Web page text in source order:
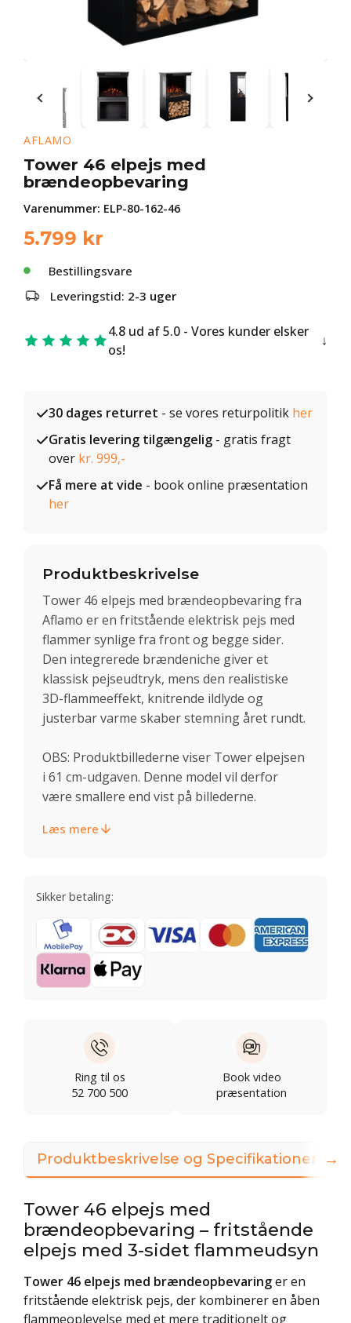
AFLAMO
Tower 46 elpejs med
brændeopbevaring
Varenummer: ELP-80-162-46
5.799 kr
Bestillingsvare
Leveringstid: 2-3 uger
4.8 ud af 5.0 - Vores kunder elsker
os!
30 dages returret - se vores returpolitik her
Gratis levering tilgængelig - gratis fragt
over kr. 999,-
Få mere at vide - book online præsentation
her
Produktbeskrivelse
Tower 46 elpejs med brændeopbevaring fra
Aflamo er en fritstående elektrisk pejs med
flammer synlige fra front og begge sider.
Den integrerede brændeniche giver et
klassisk pejseudtryk, mens den realistiske
3D-flammeeffekt, knitrende ildlyde og
justerbar varme skaber stemning året rundt.
OBS: Produktbillederne viser Tower elpejsen
i 61 cm-udgaven. Denne model vil derfor
være smallere end vist på billederne.
Læs mere
Sikker betaling:
Ring til os
52 700 500
Book video
præsentation
Produktbeskrivelse og Specifikationer
Tower 46 elpejs med
brændeopbevaring – fritstående
elpejs med 3-sidet flammeudsyn
Tower 46 elpejs med brændeopbevaringer en
fritstående elektrisk pejs, der kombinerer en åben
flammeoplevelse med et mere traditionelt og
→